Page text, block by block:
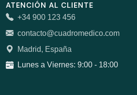
ATENCIÓN AL CLIENTE
+34 900 123 456
contacto@cuadromedico.com
Madrid, España
Lunes a Viernes: 9:00 - 18:00